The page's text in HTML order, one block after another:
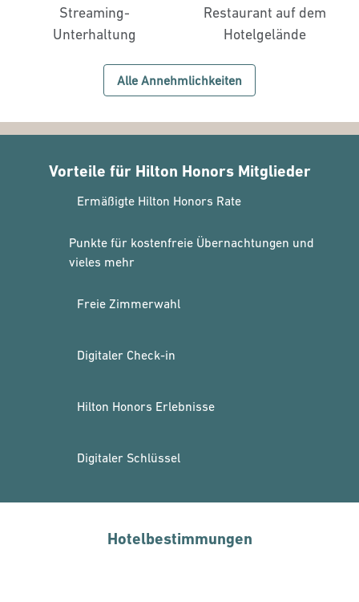
Streaming-
Unterhaltung
Restaurant auf dem
Hotelgelände
Alle Annehmlichkeiten
Vorteile für Hilton Honors Mitglieder
Ermäßigte Hilton Honors Rate
Punkte für kostenfreie Übernachtungen und
vieles mehr
Freie Zimmerwahl
Digitaler Check-in
Hilton Honors Erlebnisse
Digitaler Schlüssel
Hotelbestimmungen